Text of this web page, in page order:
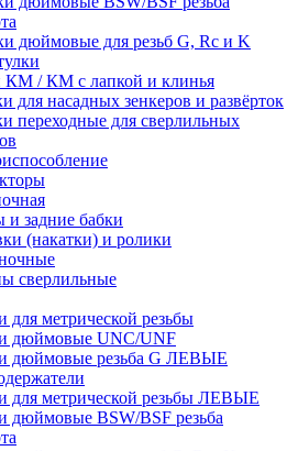
дюймовые для резьб G, Rc и K
КМ / КМ с лапкой и клинья
для насадных зенкеров и развёрток
переходные для сверлильных
и задние бабки
(накатки) и ролики
сверлильные
для метрической резьбы
дюймовые UNC/UNF
дюймовые резьба G ЛЕВЫЕ
для метрической резьбы ЛЕВЫЕ
дюймовые BSW/BSF резьба